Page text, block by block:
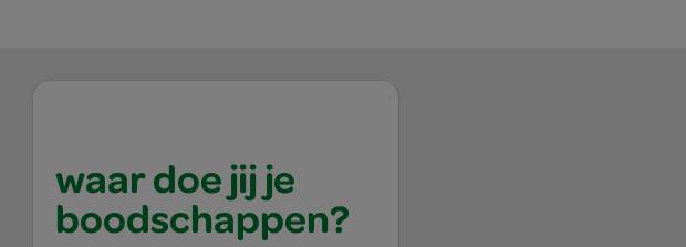
waar doe jij je
boodschappen?